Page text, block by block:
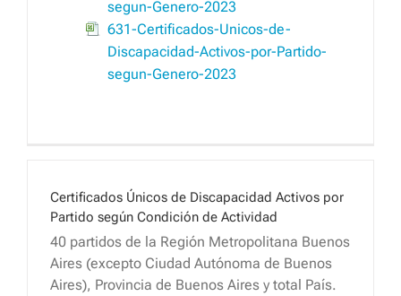
segun-Genero-2023
631-Certificados-Unicos-de-
Discapacidad-Activos-por-Partido-
segun-Genero-2023
Certificados Únicos de Discapacidad Activos por
Partido según Condición de Actividad
40 partidos de la Región Metropolitana Buenos
Aires (excepto Ciudad Autónoma de Buenos
Aires), Provincia de Buenos Aires y total País.